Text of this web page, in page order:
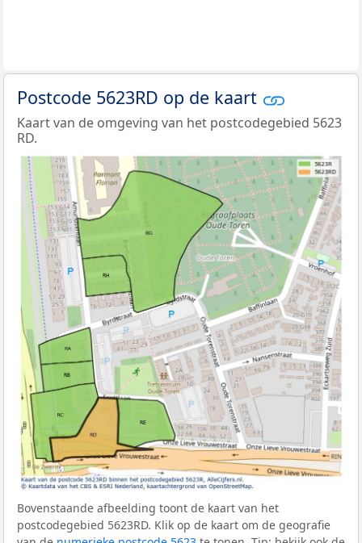
Postcode 5623RD op de kaart
Kaart van de omgeving van het postcodegebied 5623
RD.
Bovenstaande afbeelding toont de kaart van het
postcodegebied 5623RD. Klik op de kaart om de geografie